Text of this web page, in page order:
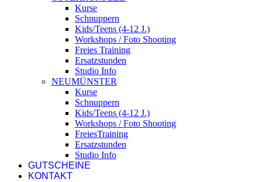
Kurse
Schnuppern
Kids/Teens (4-12 J.)
Workshops / Foto Shooting
Freies Training
Ersatzstunden
Studio Info
NEUMÜNSTER
Kurse
Schnuppern
Kids/Teens (4-12 J.)
Workshops / Foto Shooting
FreiesTraining
Ersatzstunden
Studio Info
GUTSCHEINE
KONTAKT